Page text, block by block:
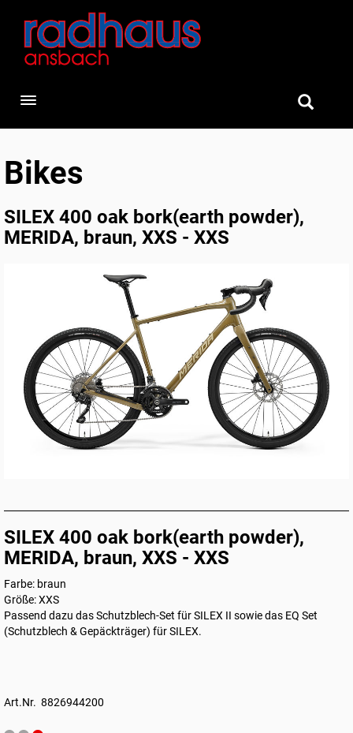
Toggle navigation
Bikes
SILEX 400 oak bork(earth powder),
MERIDA, braun, XXS - XXS
SILEX 400 oak bork(earth powder),
MERIDA, braun, XXS - XXS
Farbe: braun
Größe: XXS
Passend dazu dasSchutzblech-Set für SILEX II sowie das EQ Set
(Schutzblech & Gepäckträger) für SILEX.
Art.Nr. 8826944200